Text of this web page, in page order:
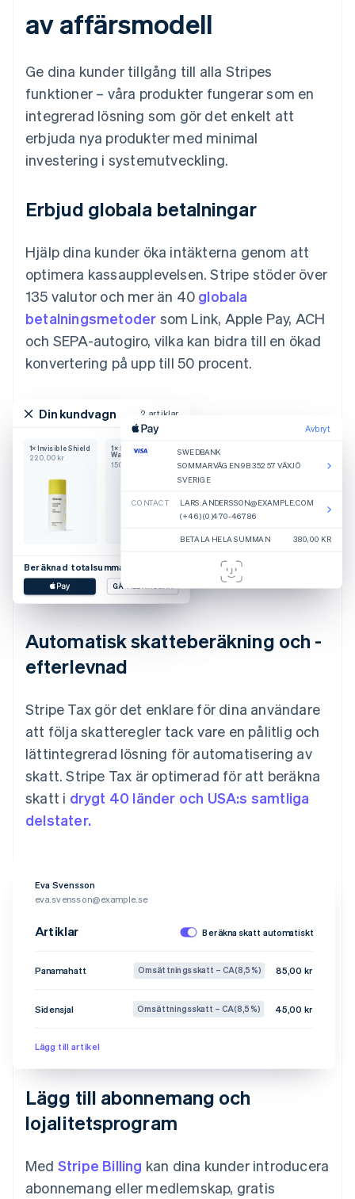
av affärsmodell
Ge dina kunder tillgång till alla Stripes
funktioner – våra produkter fungerar som en
integrerad lösning som gör det enkelt att
erbjuda nya produkter med minimal
investering i systemutveckling.
Erbjud globala betalningar
Hjälp dina kunder öka intäkterna genom att
optimera kassaupplevelsen. Stripe stöder över
135 valutor och mer än 40 globala
betalningsmetoder som Link, Apple Pay, ACH
och SEPA-autogiro, vilka kan bidra till en ökad
konvertering på upp till 50 procent.
Din kundvagn 2 artiklar
1× Invisible Shield
220,00 kr
1× Body Hero
Wash
150,00 kr
Beräknad totalsumma
GÅ TILL KASSAN
Avbryt
SWEDBANK
SOMMARVÄGEN 9B 352 57 VÄXJÖ
SVERIGE
CONTACT
LARS.ANDERSSON@EXAMPLE.COM
(+46) (0)470-46786
BETALA HELA SUMMAN 380,00 KR
Automatisk skatteberäkning och -
efterlevnad
Stripe Tax gör det enklare för dina användare
att följa skatteregler tack vare en pålitlig och
lättintegrerad lösning för automatisering av
skatt. Stripe Tax är optimerad för att beräkna
skatt i drygt 40 länder och USA:s samtliga
delstater.
Eva Svensson
eva.svensson@example.se
Artiklar Beräkna skatt automatiskt
Panamahatt Omsättningsskatt – CA (8,5 %) 85,00 kr
Sidensjal Omsättningsskatt – CA (8,5 %) 45,00 kr
Lägg till artikel
Lägg till abonnemang och
lojalitetsprogram
Med Stripe Billing kan dina kunder introducera
abonnemang eller medlemskap, gratis